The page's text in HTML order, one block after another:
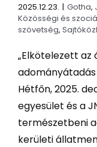
2025.12.23. | Gotha,
Közösségi és
szövetség,
„Elkötelezett az
Hétfőn, 2025.
egyesület és a
természetbeni
kerületi